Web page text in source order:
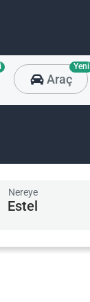
Araç
Yeni
Nereye